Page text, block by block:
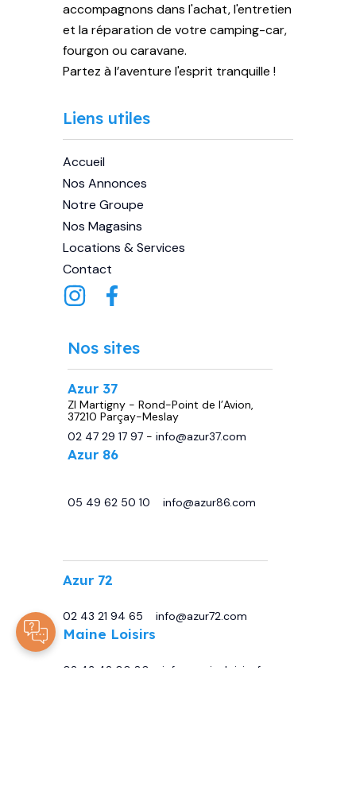
accompagnons dans l'achat, l'entretien
et la réparation de votre camping-car,
fourgon ou caravane.
Partez à l’aventure l'esprit tranquille !
Liens utiles
Accueil
Nos Annonces
Notre Groupe
Nos Magasins
Locations & Services
Contact
Nos sites
Azur 37
ZI Martigny - Rond-Point de l’Avion,
37210 Parçay-Meslay
02 47 29 17 97- info@azur37.com
Azur 86
05 49 62 50 10
info@azur86.com
Azur 72
02 43 21 94 65
info@azur72.com
Maine Loisirs
02 43 42 00 80
info@maineloisirs.fr